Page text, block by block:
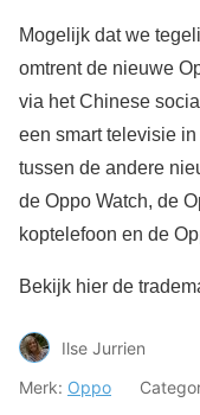
Mogelijk dat we
omtrent de nieuwe
via het Chinese
een smart televisie
tussen de andere
de Oppo Watch, de
koptelefoon en de
Bekijk hier de
Ilse Jurrien
Merk: Oppo